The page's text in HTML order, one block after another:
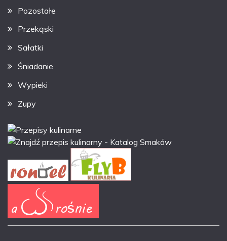
Pozostałe
Przekąski
Sałatki
Śniadanie
Wypieki
Zupy